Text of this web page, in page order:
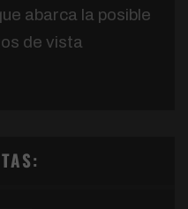
abarca la posible
de vista